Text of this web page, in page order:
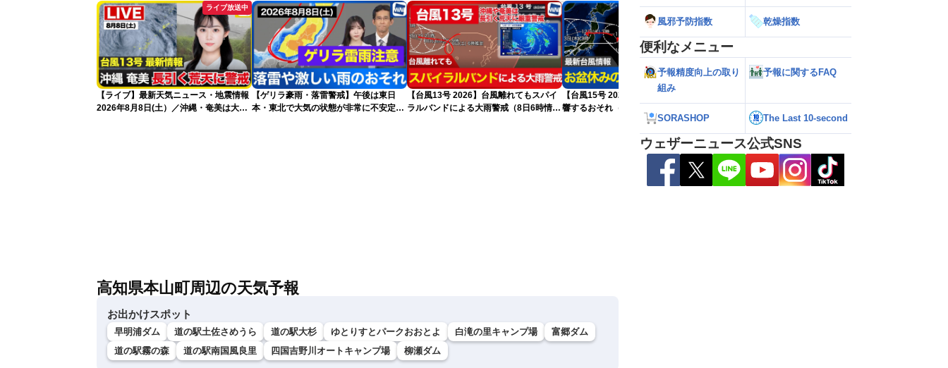
ライブ放送中
【ライブ】最新天気ニュース・地震情報
2026年8月8日(土）／沖縄・奄美は大荒
【ゲリラ豪雨・落雷警戒】午後は東日
本・東北で大気の状態が非常に不安定に
【台風13号 2026】台風離れてもスパイ
ラルバンドによる大雨警戒（8日6時情
【台風15号 2026】お盆休みの天気に影
響するおそれ（8日5時更新）
高知県本山町周辺の天気予報
お出かけスポット
早明浦ダム 道の駅土佐さめうら 道の駅大杉 ゆとりすとパークおおとよ 白滝の里キャンプ場
富郷ダム
道の駅霧の森
道の駅南国風良里 四国吉野川オートキャンプ場 柳瀬ダム
風邪予防指数 乾燥指数
便利なメニュー
予報精度向上の取り
組み
予報に関するFAQ
SORASHOP The Last 10-second
ウェザーニュース公式SNS